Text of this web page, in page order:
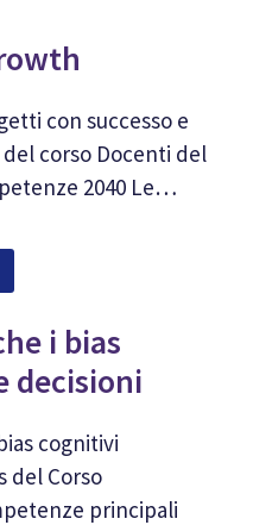
con successo e
corso Docenti del
2040 Le…
i bias
decisioni
cognitivi
del Corso
principali